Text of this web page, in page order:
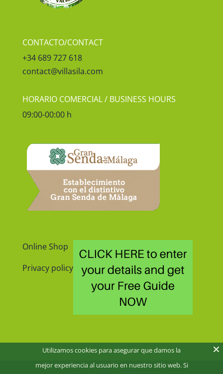
CONTACTO/CONTACT
+34 689 727 618
contact@villasila.com
HORARIO COMERCIAL / BUSINESS HOURS
09:00-00:00 h
Online Shop
Privacy policy
Utilizamos cookies para asegurar que damos la
mejor experiencia al usuario en nuestro sitio web. Si